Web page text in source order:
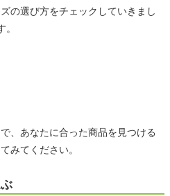
の選び方をチェックしていきまし
、あなたに合った商品を見つける
みてください。